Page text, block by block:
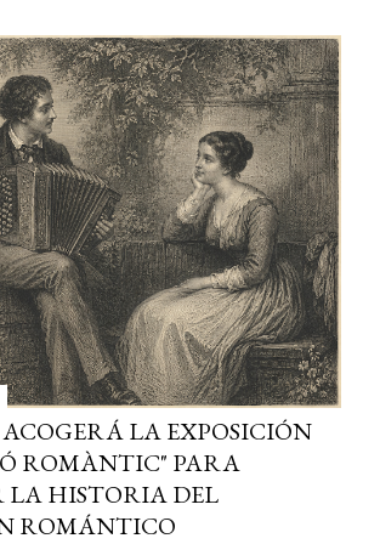
LA EXPOSICIÓN
ROMÀNTIC" PARA
LA HISTORIA DEL
ROMÁNTICO